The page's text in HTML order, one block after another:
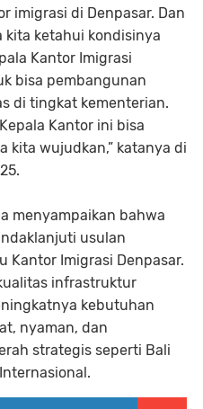
imigrasi di Denpasar. Dan
kita ketahui kondisinya
Kantor Imigrasi
bisa pembangunan
di tingkat kementerian.
Kantor ini bisa
kita wujudkan,” katanya di
menyampaikan bahwa
usulan
Kantor Imigrasi Denpasar.
infrastruktur
kebutuhan
nyaman, dan
strategis seperti Bali